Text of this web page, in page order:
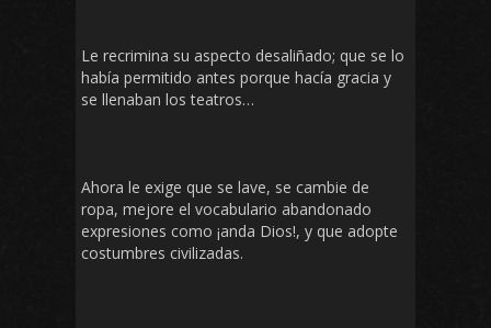
Le recrimina su aspecto desaliñado; que se lo
había permitido antes porque hacía gracia y
se llenaban los teatros…
Ahora le exige que se lave, se cambie de
ropa, mejore el vocabulario abandonado
expresiones como ¡anda Dios!, y que adopte
costumbres civilizadas.